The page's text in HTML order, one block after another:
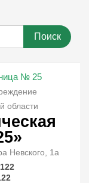
Поиск
области
Невского, 1а